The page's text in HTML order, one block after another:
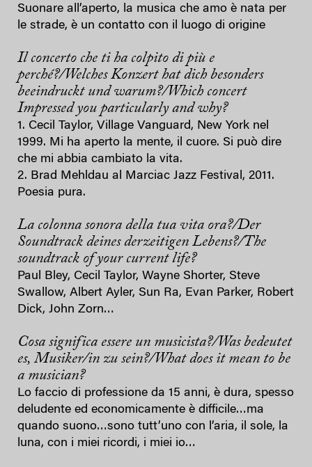
Suonare all’aperto, la musica che amo è nata per
le strade, è un contatto con il luogo di origine
Il concerto che ti ha colpito di più e
perché?/Welches Konzert hat dich besonders
beeindruckt und warum?/Which concert
Impressed you particularly and why?
1. Cecil Taylor, Village Vanguard, New York nel
1999. Mi ha aperto la mente, il cuore. Si può dire
che mi abbia cambiato la vita.
2. Brad Mehldau al Marciac Jazz Festival, 2011.
Poesia pura.
La colonna sonora della tua vita ora?/Der
Soundtrack deines derzeitigen Lebens?/The
soundtrack of your current life?
Paul Bley, Cecil Taylor, Wayne Shorter, Steve
Swallow, Albert Ayler, Sun Ra, Evan Parker, Robert
Dick, John Zorn…
Cosa significa essere un musicista?/Was bedeutet
es, Musiker/in zu sein?/What does it mean to be
a musician?
Lo faccio di professione da 15 anni, è dura, spesso
deludente ed economicamente è difficile…ma
quando suono…sono tutt’uno con l’aria, il sole, la
luna, con i miei ricordi, i miei io…